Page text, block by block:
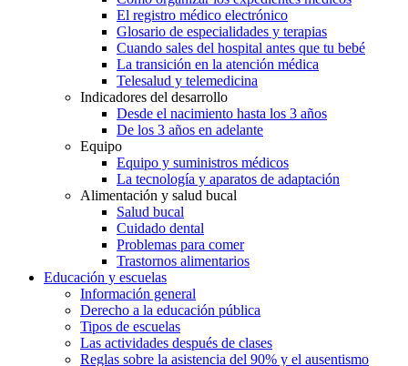
El registro médico electrónico
Glosario de especialidades y terapias
Cuando sales del hospital antes que tu bebé
La transición en la atención médica
Telesalud y telemedicina
Indicadores del desarrollo
Desde el nacimiento hasta los 3 años
De los 3 años en adelante
Equipo
Equipo y suministros médicos
La tecnología y aparatos de adaptación
Alimentación y salud bucal
Salud bucal
Cuidado dental
Problemas para comer
Trastornos alimentarios
Educación y escuelas
Información general
Derecho a la educación pública
Tipos de escuelas
Las actividades después de clases
Reglas sobre la asistencia del 90% y el ausentismo